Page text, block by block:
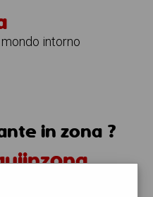
intorno
in zona ?